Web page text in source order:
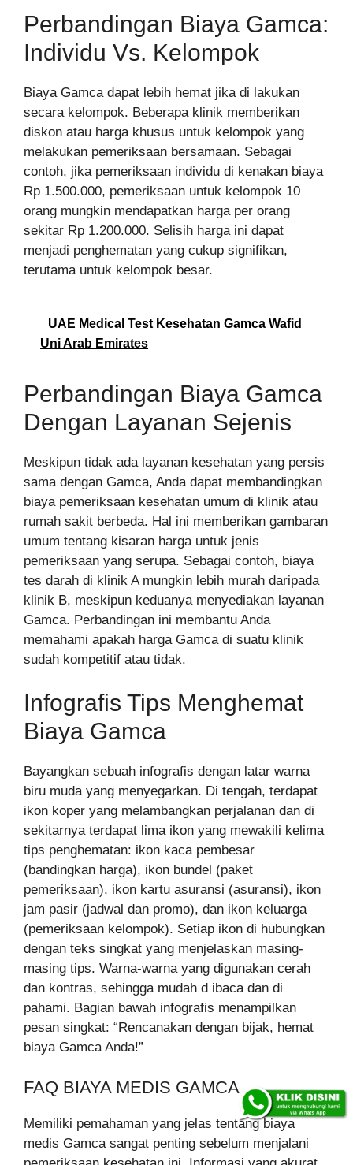
Perbandingan Biaya Gamca:
Individu Vs. Kelompok
Biaya Gamca dapat lebih hemat jika di lakukan
secara kelompok. Beberapa klinik memberikan
diskon atau harga khusus untuk kelompok yang
melakukan pemeriksaan bersamaan. Sebagai
contoh, jika pemeriksaan individu di kenakan biaya
Rp 1.500.000, pemeriksaan untuk kelompok 10
orang mungkin mendapatkan harga per orang
sekitar Rp 1.200.000. Selisih harga ini dapat
menjadi penghematan yang cukup signifikan,
terutama untuk kelompok besar.
UAE Medical Test Kesehatan Gamca Wafid
Uni Arab Emirates
Perbandingan Biaya Gamca
Dengan Layanan Sejenis
Meskipun tidak ada layanan kesehatan yang persis
sama dengan Gamca, Anda dapat membandingkan
biaya pemeriksaan kesehatan umum di klinik atau
rumah sakit berbeda. Hal ini memberikan gambaran
umum tentang kisaran harga untuk jenis
pemeriksaan yang serupa. Sebagai contoh, biaya
tes darah di klinik A mungkin lebih murah daripada
klinik B, meskipun keduanya menyediakan layanan
Gamca. Perbandingan ini membantu Anda
memahami apakah harga Gamca di suatu klinik
sudah kompetitif atau tidak.
Infografis Tips Menghemat
Biaya Gamca
Bayangkan sebuah infografis dengan latar warna
biru muda yang menyegarkan. Di tengah, terdapat
ikon koper yang melambangkan perjalanan dan di
sekitarnya terdapat lima ikon yang mewakili kelima
tips penghematan: ikon kaca pembesar
(bandingkan harga), ikon bundel (paket
pemeriksaan), ikon kartu asuransi (asuransi), ikon
jam pasir (jadwal dan promo), dan ikon keluarga
(pemeriksaan kelompok). Setiap ikon di hubungkan
dengan teks singkat yang menjelaskan masing-
masing tips. Warna-warna yang digunakan cerah
dan kontras, sehingga mudah d ibaca dan di
pahami. Bagian bawah infografis menampilkan
pesan singkat: “Rencanakan dengan bijak, hemat
biaya Gamca Anda!”
FAQ BIAYA MEDIS GAMCA
Memiliki pemahaman yang jelas tentang biaya
medis Gamca sangat penting sebelum menjalani